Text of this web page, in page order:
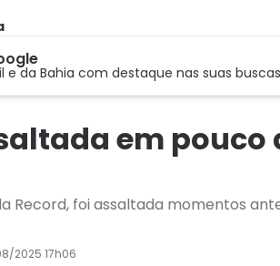
e da Bahia com destaque nas suas
em
Record, foi assaltada momentos
2025 17h06